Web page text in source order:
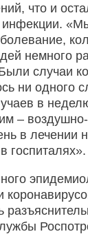
что и
инфекции.
немного
случаи
ни одного
в
–
в лечении
госпиталях».